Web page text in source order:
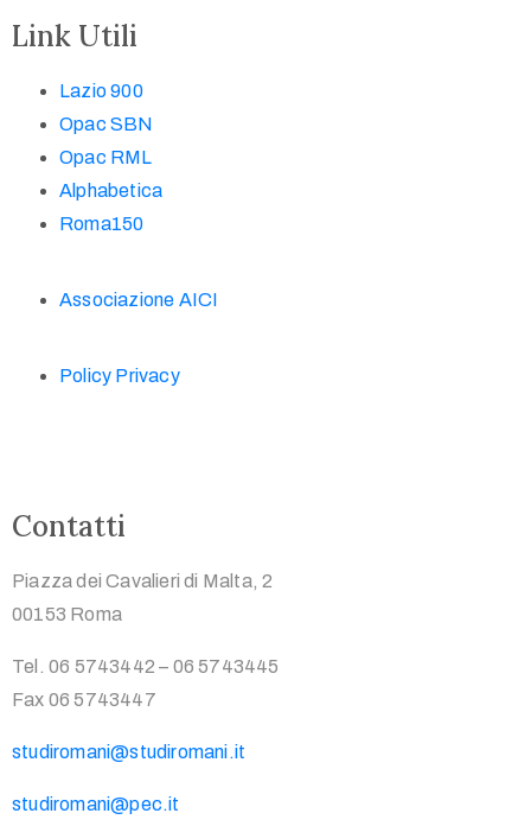
Link Utili
Lazio 900
Opac SBN
Opac RML
Alphabetica
Roma150
Associazione AICI
Policy Privacy
Contatti
Piazza dei Cavalieri di Malta, 2
00153 Roma
Tel. 06 5743442 – 06 5743445
Fax 06 5743447
studiromani@studiromani.it
studiromani@pec.it